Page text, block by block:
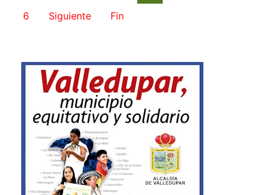
6
Siguiente Fin